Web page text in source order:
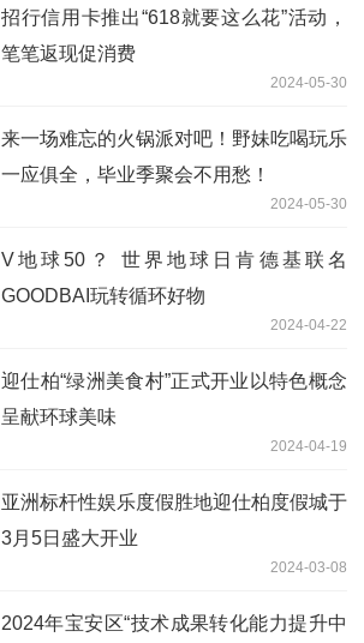
招行信用卡推出“618就要这么花”活动，
笔笔返现促消费
2024-05-30
来一场难忘的火锅派对吧！野妹吃喝玩乐
一应俱全，毕业季聚会不用愁！
2024-05-30
V地球50？ 世界地球日肯德基联名
GOODBAI玩转循环好物
2024-04-22
迎仕柏“绿洲美食村”正式开业以特色概念
呈献环球美味
2024-04-19
亚洲标杆性娱乐度假胜地迎仕柏度假城于
3月5日盛大开业
2024-03-08
2024年宝安区“技术成果转化能力提升中